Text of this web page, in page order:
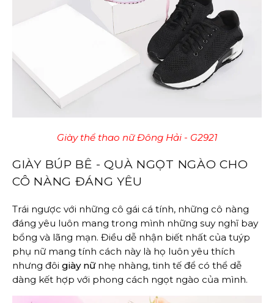
Giày thể thao nữ Đông Hải - G2921
GIÀY BÚP BÊ - QUÀ NGỌT NGÀO CHO
CÔ NÀNG ĐÁNG YÊU
Trái ngược với những cô gái cá tính, những cô nàng
đáng yêu luôn mang trong mình những suy nghĩ bay
bổng và lãng mạn. Điều dễ nhận biết nhất của tuýp
phụ nữ mang tính cách này là họ luôn yêu thích
nhưng đôi giày nữnhẹ nhàng, tinh tế để có thể dễ
dàng kết hợp với phong cách ngọt ngào của mình.